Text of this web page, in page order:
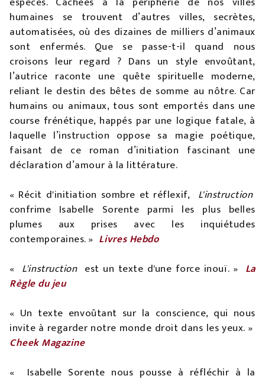
humaines se trouvent d’autres villes, secrètes,
automatisées, où des dizaines de milliers d’animaux
sont enfermés. Que se passe-t-il quand nous
croisons leur regard ? Dans un style envoûtant,
l’autrice raconte une quête spirituelle moderne,
reliant le destin des bêtes de somme au nôtre. Car
humains ou animaux, tous sont emportés dans une
course frénétique, happés par une logique fatale, à
laquelle l’instruction oppose sa magie poétique,
faisant de ce roman d’initiation fascinant une
déclaration d’amour à la littérature.
« Récit d'initiation sombre et réflexif, L'instruction
confrime Isabelle Sorente parmi les plus belles
plumes aux prises avec les inquiétudes
contemporaines. » Livres Hebdo
« L'instructionest un texte d'une force inouï. » La
Règle du jeu
« Un texte envoûtant sur la conscience, qui nous
invite à regarder notre monde droit dans les yeux. »
Cheek Magazine
« Isabelle Sorente nous pousse à réfléchir à la